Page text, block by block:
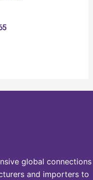
global connections
and importers to